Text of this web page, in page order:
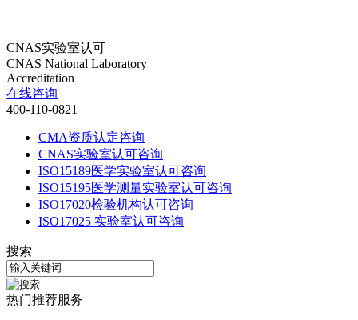
CNAS实验室认可
CNAS National Laboratory
Accreditation
在线咨询
400-110-0821
CMA资质认定咨询
CNAS实验室认可咨询
ISO15189医学实验室认可咨询
ISO15195医学测量实验室认可咨询
ISO17020检验机构认可咨询
ISO17025 实验室认可咨询
搜索
热门推荐服务